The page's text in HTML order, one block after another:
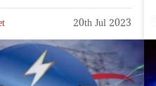
20th Jul 2023